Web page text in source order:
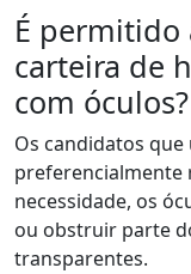
É permitido
carteira de
com óculos?
Os candidatos
preferencialmente
necessidade, os
ou obstruir parte
transparentes.